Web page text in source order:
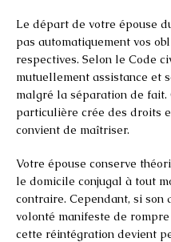
Le départ de votre épouse
pas automatiquement vos
respectives. Selon le Code
mutuellement assistance et
malgré la séparation de
particulière crée des droits
convient de maîtriser.
Votre épouse conserve
le domicile conjugal à tout
contraire. Cependant, si son
volonté manifeste de
cette réintégration devient